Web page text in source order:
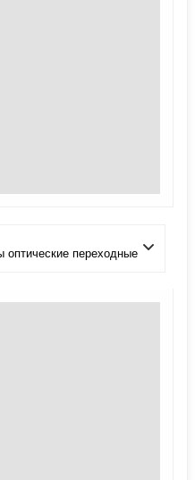
оптические переходные